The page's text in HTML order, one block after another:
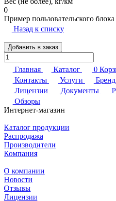
0
Пример пользовательского
Назад к списку
Добавить в заказ
Главная Каталог 0
Контакты
Услуги
Лицензии
Документы
Обзоры
Интернет-магазин
Каталог продукции
Распродажа
Производители
Компания
О компании
Новости
Отзывы
Лицензии